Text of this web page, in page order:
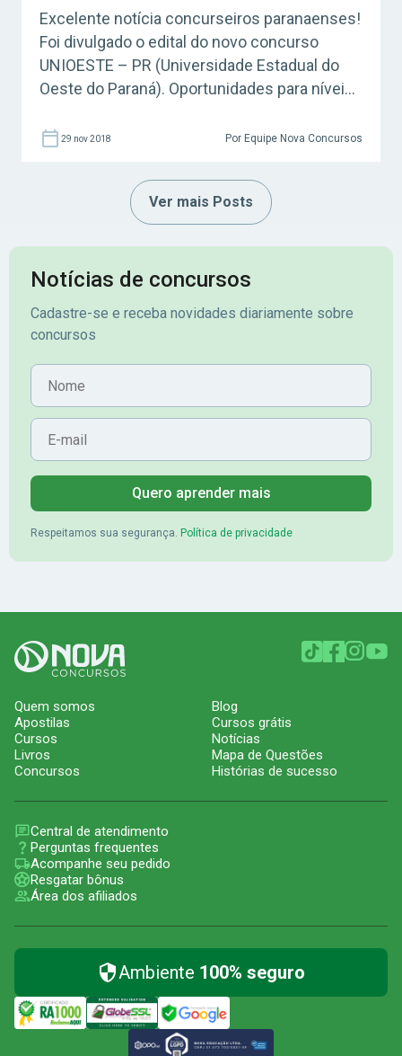
Excelente notícia concurseiros paranaenses!
Foi divulgado o edital do novo concurso
UNIOESTE – PR (Universidade Estadual do
Oeste do Paraná). Oportunidades para níveis
mil! Acesse agora o Curso Grátis INSS 2026!
inscrições estarão disponíveis a partir das
29 nov 2018 Por Equipe Nova Concursos
Ver mais Posts
Notícias de concursos
Cadastre-se e receba novidades diariamente sobre
concursos
Nome
E-mail
Quero aprender mais
Respeitamos sua segurança. Política de privacidade
Quem somos
Apostilas
Cursos
Livros
Concursos
Blog
Cursos grátis
Notícias
Mapa de Questões
Histórias de sucesso
Central de atendimento
Perguntas frequentes
Acompanhe seu pedido
Resgatar bônus
Área dos afiliados
Ambiente 100% seguro